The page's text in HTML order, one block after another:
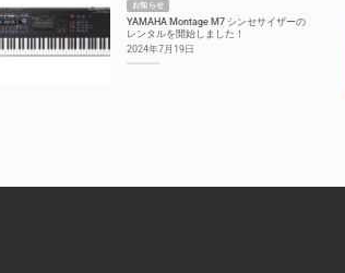
お知らせ
YAMAHA Montage M7 シンセサイザーの
レンタルを開始しました！
2024年7月19日